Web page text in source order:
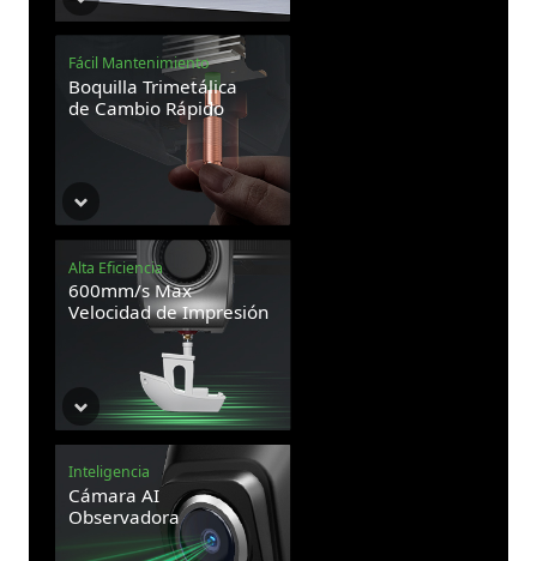
Fácil Mantenimiento
Boquilla Trimetálica
de Cambio Rápido
Alta Eficiencia
600mm/s Max
Velocidad de Impresión
Inteligencia
Cámara AI
Observadora